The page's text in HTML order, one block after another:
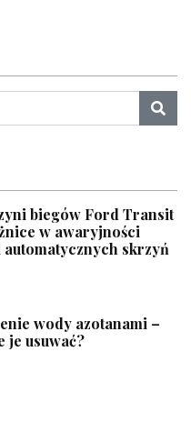
biegów Ford Transit
w awaryjności
skrzyń
wody azotanami –
je usuwać?